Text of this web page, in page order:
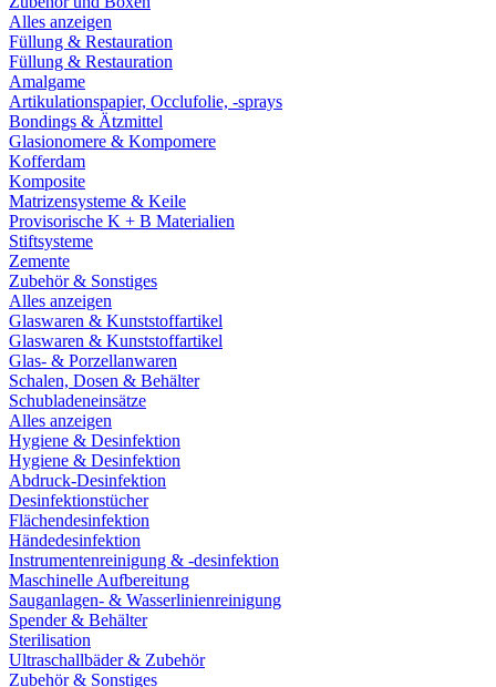
Alles anzeigen
Füllung & Restauration
Füllung & Restauration
Amalgame
Artikulationspapier, Occlufolie, -sprays
Bondings & Ätzmittel
Glasionomere & Kompomere
Kofferdam
Komposite
Matrizensysteme & Keile
Provisorische K + B Materialien
Stiftsysteme
Zemente
Zubehör & Sonstiges
Alles anzeigen
Glaswaren & Kunststoffartikel
Glaswaren & Kunststoffartikel
Glas- & Porzellanwaren
Schalen, Dosen & Behälter
Schubladeneinsätze
Alles anzeigen
Hygiene & Desinfektion
Hygiene & Desinfektion
Abdruck-Desinfektion
Desinfektionstücher
Flächendesinfektion
Händedesinfektion
Instrumentenreinigung & -desinfektion
Maschinelle Aufbereitung
Sauganlagen- & Wasserlinienreinigung
Spender & Behälter
Sterilisation
Ultraschallbäder & Zubehör
Zubehör & Sonstiges